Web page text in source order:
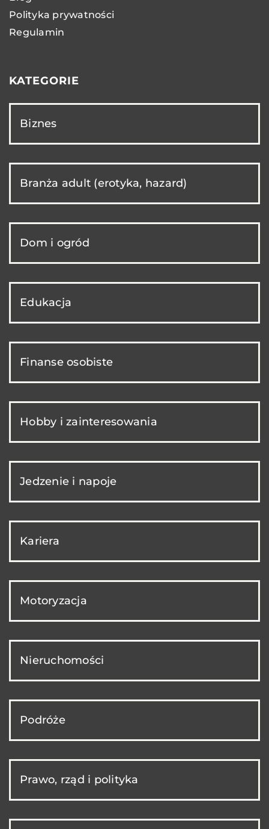
Polityka prywatności
Regulamin
KATEGORIE
Biznes
Branża adult (erotyka, hazard)
Dom i ogród
Edukacja
Finanse osobiste
Hobby i zainteresowania
Jedzenie i napoje
Kariera
Motoryzacja
Nieruchomości
Podróże
Prawo, rząd i polityka